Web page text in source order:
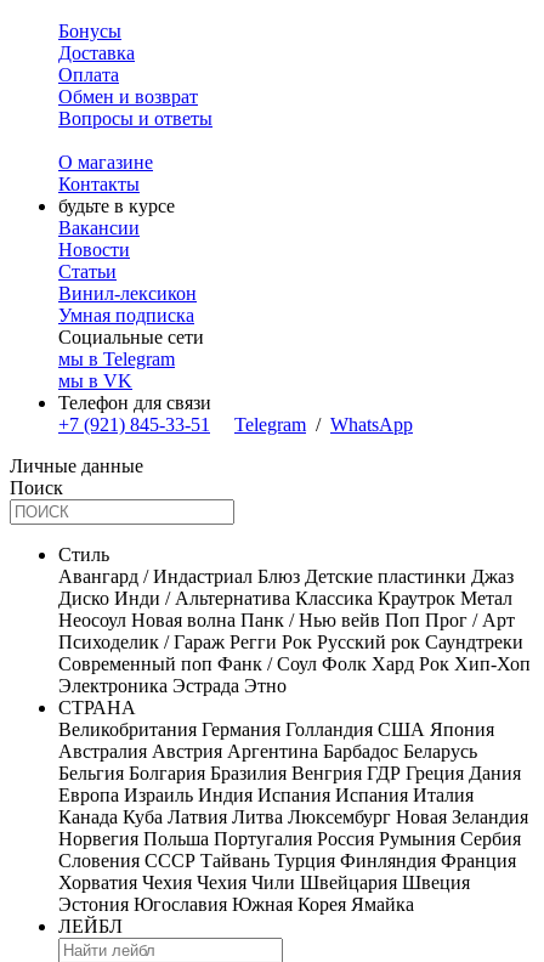
Бонусы
Доставка
Оплата
Обмен и возврат
Вопросы и ответы
О магазине
Контакты
будьте в курсе
Вакансии
Новости
Статьи
Винил-лексикон
Умная подписка
Социальные сети
мы в Telegram
мы в VK
Телефон для связи
+7 (921) 845-33-51
Telegram / WhatsApp
Личные данные
Поиск
Стиль
Авангард / Индастриал Блюз Детские пластинки Джаз
Диско Инди / Альтернатива Классика Краутрок Метал
Неосоул Новая волна Панк / Нью вейв Поп Прог / Арт
Психоделик / Гараж Регги Рок Русский рок Саундтреки
Современный поп Фанк / Соул Фолк Хард Рок Хип-Хоп
Электроника Эстрада Этно
СТРАНА
Великобритания Германия Голландия США Япония
Австралия Австрия Аргентина Барбадос Беларусь
Бельгия Болгария Бразилия Венгрия ГДР Греция Дания
Европа Израиль Индия Испания Испания Италия
Канада Куба Латвия Литва Люксембург Новая Зеландия
Норвегия Польша Португалия Россия Румыния Сербия
Словения СССР Тайвань Турция Финляндия Франция
Хорватия Чехия Чехия Чили Швейцария Швеция
Эстония Югославия Южная Корея Ямайка
ЛЕЙБЛ